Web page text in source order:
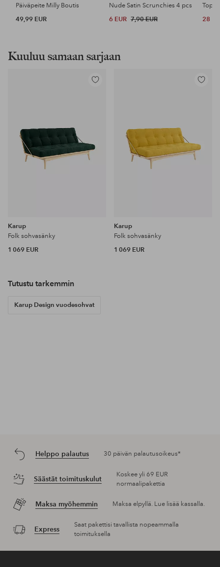
Päiväpeite Milly Boutis
49,99 EUR
Nude Satin Scrunchies 4 pcs
6 EUR 7,90 EUR
Top
28
Kuuluu samaan sarjaan
Lisää
Karup
Folk sohvasänky
1 069 EUR
Lisää
Karup
Folk sohvasänky
1 069 EUR
Tutustu tarkemmin
Karup Design vuodesohvat
Helppo palautus 30 päivän palautusoikeus*
Säästät toimituskulut
Koskee yli 69 EUR
normaalipakettia
Maksa myöhemmin Maksa elpyllä. Lue lisää kassalla.
Express
Saat pakettisi tavallista nopeammalla
toimituksella